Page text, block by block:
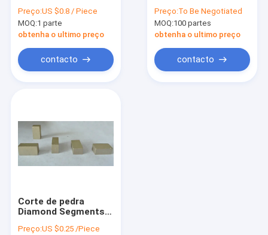
Show de RV
Sobre nós
Diamond Segments
para o granito
Preço:US $0.8 / Piece
MOQ:1 parte
obtenha o ultimo preço
contacto
2700mm para o
arenito
Preço:To Be Negotiated
MOQ:100 partes
obtenha o ultimo preço
contacto
Corte de pedra
Diamond Segments
Preço:US $0.25 /Piece